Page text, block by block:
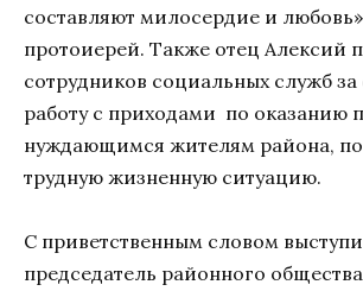
составляют милосердие и
протоиерей. Также отец Алексий
сотрудников социальных служб
работу с приходами по оказанию
нуждающимся жителям района,
трудную жизненную ситуацию.
С приветственным словом
председатель районного